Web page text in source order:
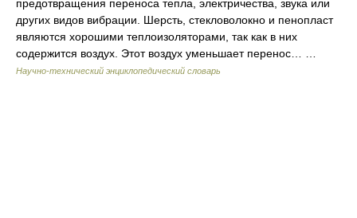
предотвращения переноса тепла, электричества, звука или
других видов вибрации. Шерсть, стекловолокно и пенопласт
являются хорошими теплоизоляторами, так как в них
содержится воздух. Этот воздух уменьшает перенос… …
Научно-технический энциклопедический словарь